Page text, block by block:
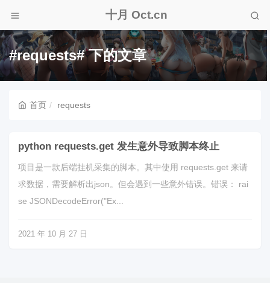
十月 Oct.cn
#requests# 下的文章
首页 requests
python requests.get 发生意外导致脚本终止
项目是一款后端挂机采集的脚本。其中使用 requests.get 来请
求数据，需要解析出json。但会遇到一些意外错误。错误： rai
se JSONDecodeError("Ex...
2021 年 10 月 27 日